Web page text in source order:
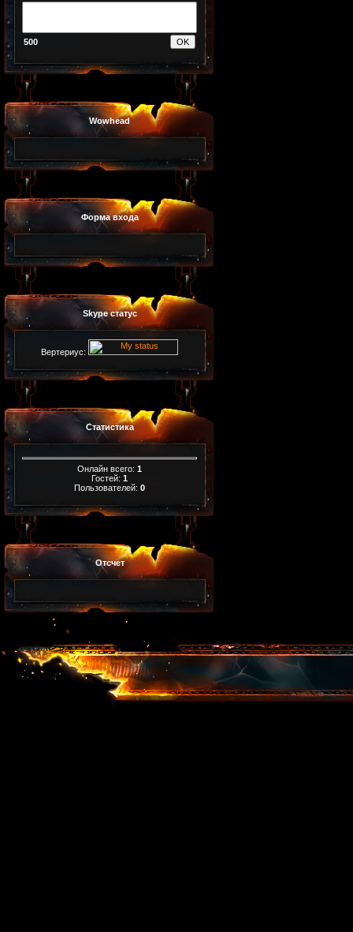
500
Wowhead
Форма входа
Skype статус
Вертериус:
Статистика
Онлайн всего: 1
Гостей: 1
Пользователей: 0
Отсчет